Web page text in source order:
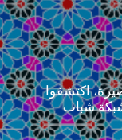
اكتشفوا
شباب